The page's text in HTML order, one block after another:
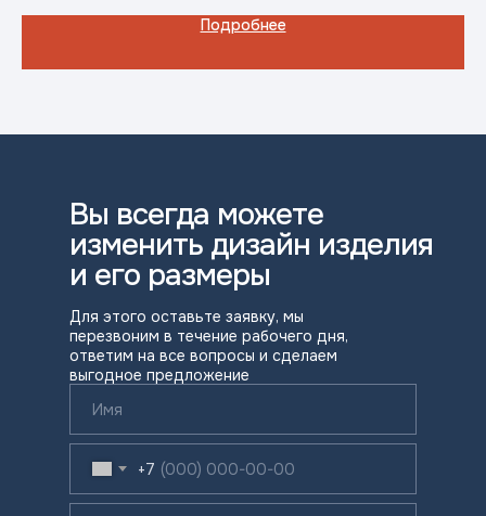
Подробнее
Вы всегда можете
изменить дизайн изделия
и его размеры
Для этого оставьте заявку, мы
перезвоним в течение рабочего дня,
ответим на все вопросы и сделаем
выгодное предложение
+7